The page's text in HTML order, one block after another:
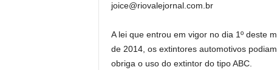
joice@riovalejornal.com.br
A lei que entrou em vigor no dia 1º deste
de 2014, os extintores automotivos
obriga o uso do extintor do tipo ABC.